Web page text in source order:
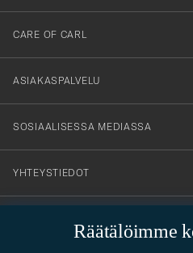
Räätälöimme
dig
till
vårt
nyhetsbrev!
CARE OF CARL
ASIAKASPALVELU
SOSIAALISESSA MEDIASSA
YHTEYSTIEDOT
PUKEUTUMISNEUVONTA